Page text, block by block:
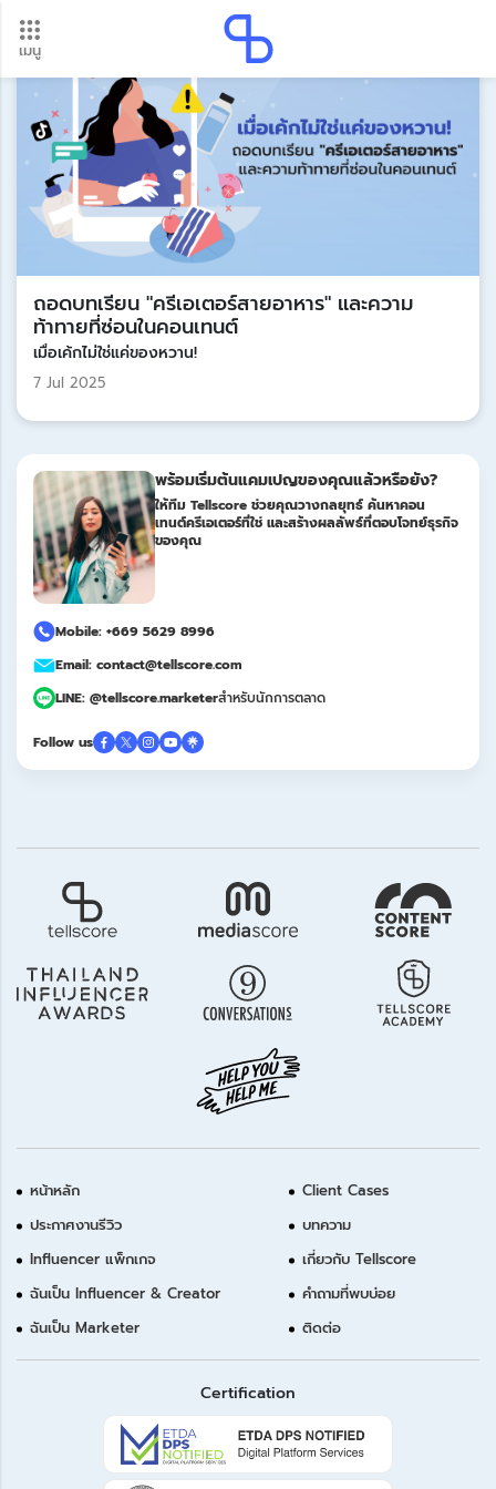
เมนู
อัปเดตใหม่ ต้องดู! รอบโอนเงินปี 2569 เช็กวันเงินเข้าได้ที่นี่
ถอดบทเรียน "ครีเอเตอร์สายอาหาร" และความ
ท้าทายที่ซ่อนในคอนเทนต์
เมื่อเค้กไม่ใช่แค่ของหวาน!
7 Jul 2025
พร้อมเริ่มต้นแคมเปญของคุณแล้วหรือยัง?
ให้ทีม Tellscore ช่วยคุณวางกลยุทธ์ ค้นหาคอน
เทนต์ครีเอเตอร์ที่ใช่ และสร้างผลลัพธ์ที่ตอบโจทย์ธุรกิจ
ของคุณ
Mobile: +669 5629 8996
Email: contact@tellscore.com
LINE: @tellscore.marketerสำหรับนักการตลาด
Follow us
หน้าหลัก
ประกาศงานรีวิว
Influencer แพ็กเกจ
ฉันเป็น Influencer & Creator
ฉันเป็น Marketer
Client Cases
บทความ
เกี่ยวกับ Tellscore
คำถามที่พบบ่อย
ติดต่อ
Certification